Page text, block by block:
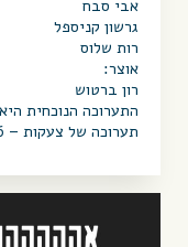
אבי סבח
גרשון קניספל
רות שלוס
אוצר:
רון ברטוש
התערוכה הנוכחית
תערוכה של צעקות – 6 צעקות של 6 אמניות ואמנים.